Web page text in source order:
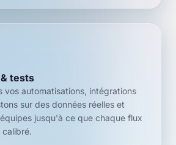
tests
vos automatisations, intégrations
sur des données réelles et
jusqu'à ce que chaque flux